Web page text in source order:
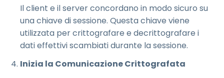
Il client e il server concordano in modo sicuro su
una chiave di sessione. Questa chiave viene
utilizzata per crittografare e decrittografare i
dati effettivi scambiati durante la sessione.
Inizia la Comunicazione Crittografata